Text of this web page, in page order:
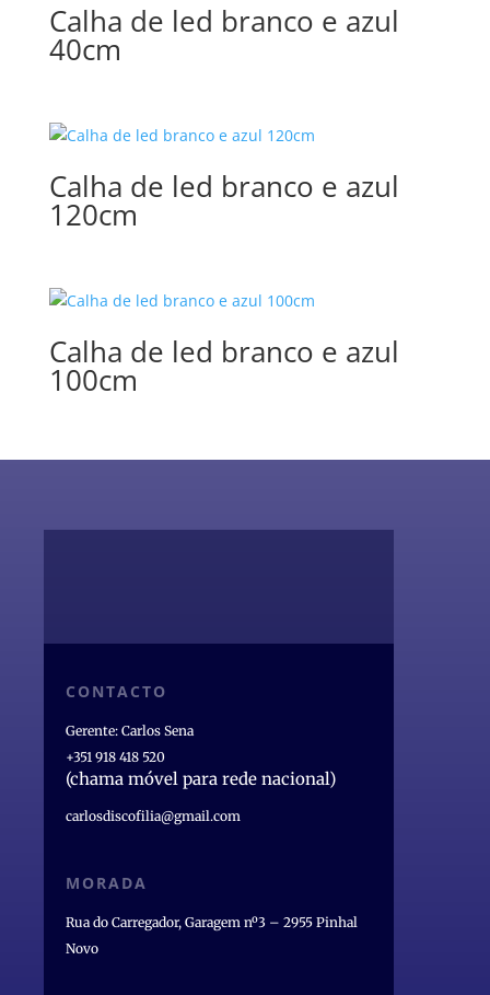
Calha de led branco e azul
40cm
Calha de led branco e azul
120cm
Calha de led branco e azul
100cm
CONTACTO
Gerente: Carlos Sena
+351 918 418 520
(chama móvel para rede nacional)
carlosdiscofilia@gmail.com
MORADA
Rua do Carregador, Garagem nº3 – 2955 Pinhal
Novo